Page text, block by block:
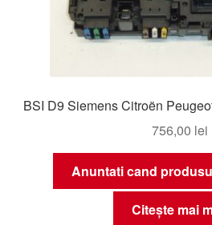
BSI D9 Siemens Citroën
756,00 lei
Anuntati cand
Citește mai